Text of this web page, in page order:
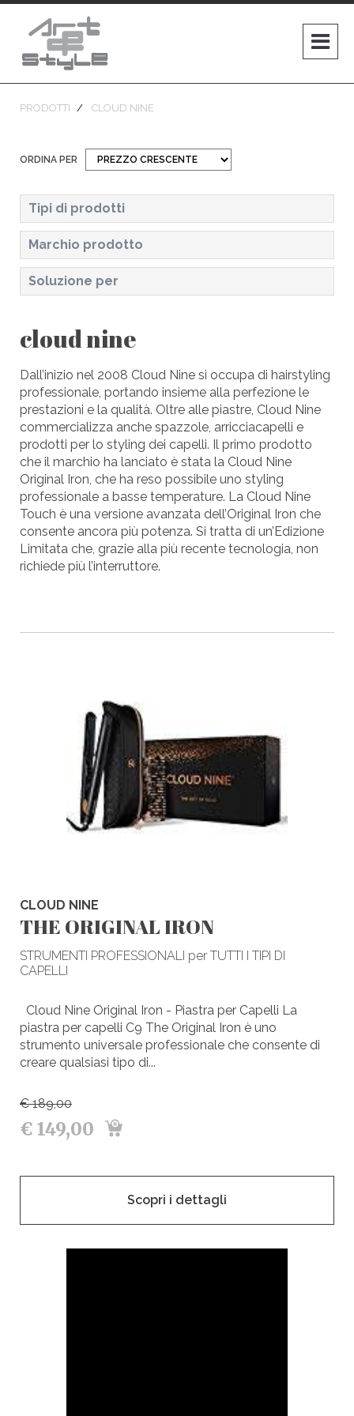
PRODOTTI CLOUD NINE
ORDINA PER
Tipi di prodotti
STRUMENTI PROFESSIONALI
Marchio prodotto
CLOUD NINE
Soluzione per
cloud nine
Dall’inizio nel 2008 Cloud Nine si occupa di hairstyling
professionale, portando insieme alla perfezione le
prestazioni e la qualità. Oltre alle piastre, Cloud Nine
commercializza anche spazzole, arricciacapelli e
prodotti per lo styling dei capelli. Il primo prodotto
che il marchio ha lanciato è stata la Cloud Nine
Original Iron, che ha reso possibile uno styling
professionale a basse temperature. La Cloud Nine
Touch è una versione avanzata dell’Original Iron che
consente ancora più potenza. Si tratta di un’Edizione
Limitata che, grazie alla più recente tecnologia, non
richiede più l’interruttore.
CLOUD NINE
THE ORIGINAL IRON
STRUMENTI PROFESSIONALI per TUTTI I TIPI DI
CAPELLI
Cloud Nine Original Iron - Piastra per Capelli La
piastra per capelli C9 The Original Iron è uno
strumento universale professionale che consente di
creare qualsiasi tipo di...
€ 189,00
€ 149,00
Scopri i dettagli